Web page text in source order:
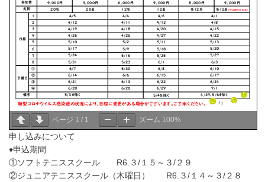
ページ 1 / 1 ズーム 100%
申し込みについて
♦申込期間
①ソフトテニススクール R6.３/１５～３/２９
②ジュニアテニススクール（木曜日） R6.３/１４～３/２８